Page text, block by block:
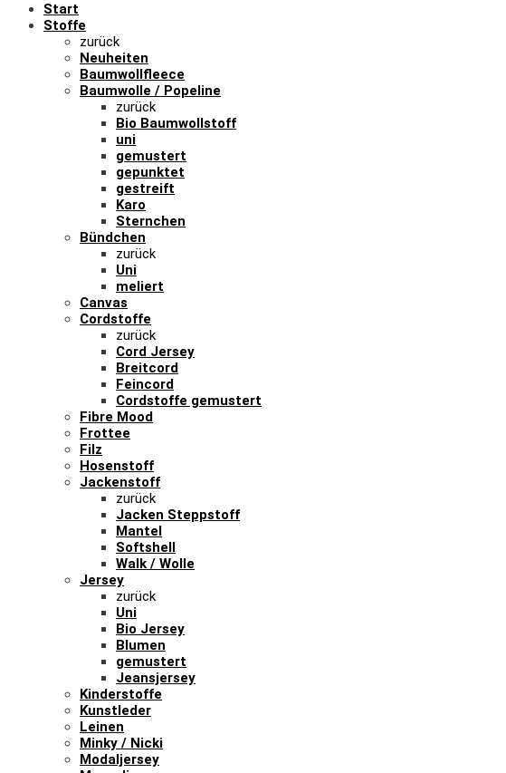
Start
Stoffe
zurück
Neuheiten
Baumwollfleece
Baumwolle / Popeline
zurück
Bio Baumwollstoff
uni
gemustert
gepunktet
gestreift
Karo
Sternchen
Bündchen
zurück
Uni
meliert
Canvas
Cordstoffe
zurück
Cord Jersey
Breitcord
Feincord
Cordstoffe gemustert
Fibre Mood
Frottee
Filz
Hosenstoff
Jackenstoff
zurück
Jacken Steppstoff
Mantel
Softshell
Walk / Wolle
Jersey
zurück
Uni
Bio Jersey
Blumen
gemustert
Jeansjersey
Kinderstoffe
Kunstleder
Leinen
Minky / Nicki
Modaljersey